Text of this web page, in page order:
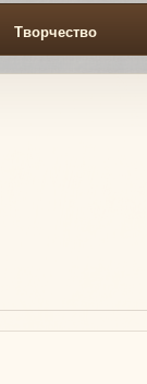
Творчество